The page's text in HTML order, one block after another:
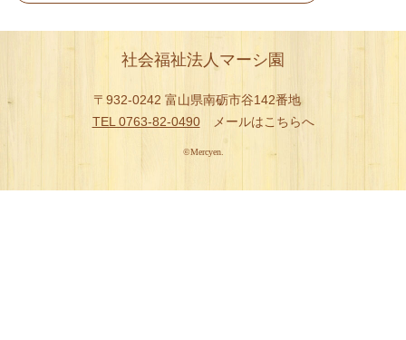
利用案内
商品のご紹介
社会福祉法人マーシ園
〒932-0242 富山県南砺市谷142番地
TEL 0763-82-0490
メールはこちらへ
©Mercyen.